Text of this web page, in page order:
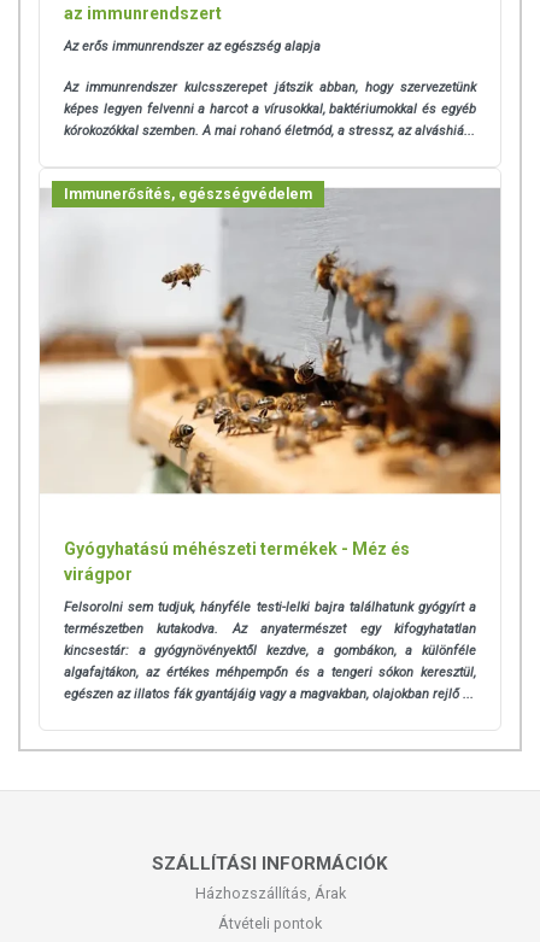
az immunrendszert
Az erős immunrendszer az egészség alapja
Az immunrendszer kulcsszerepet játszik abban, hogy szervezetünk
képes legyen felvenni a harcot a vírusokkal, baktériumokkal és egyéb
kórokozókkal szemben. A mai rohanó életmód, a stressz, az alváshiá...
Immunerősítés, egészségvédelem
Gyógyhatású méhészeti termékek - Méz és
virágpor
Felsorolni sem tudjuk, hányféle testi-lelki bajra találhatunk gyógyírt a
természetben kutakodva. Az anyatermészet egy kifogyhatatlan
kincsestár: a gyógynövényektől kezdve, a gombákon, a különféle
algafajtákon, az értékes méhpempőn és a tengeri sókon keresztül,
egészen az illatos fák gyantájáig vagy a magvakban, olajokban rejlő ...
SZÁLLÍTÁSI INFORMÁCIÓK
Házhozszállítás, Árak
Átvételi pontok